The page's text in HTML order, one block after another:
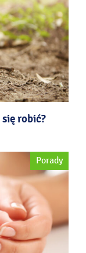
robić?
Porady